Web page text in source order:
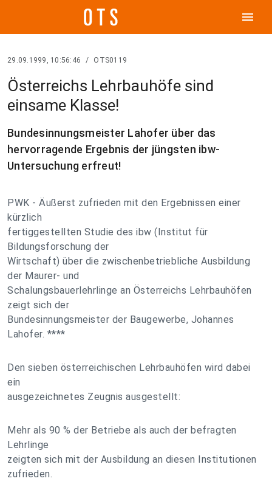
menu
29.09.1999, 10:56:46 / OTS0119
Österreichs Lehrbauhöfe sind
einsame Klasse!
Bundesinnungsmeister Lahofer über das
hervorragende Ergebnis der jüngsten ibw-
Untersuchung erfreut!
PWK - Äußerst zufrieden mit den Ergebnissen einer
kürzlich
fertiggestellten Studie des ibw (Institut für
Bildungsforschung der
Wirtschaft) über die zwischenbetriebliche Ausbildung
der Maurer- und
Schalungsbauerlehrlinge an Österreichs Lehrbauhöfen
zeigt sich der
Bundesinnungsmeister der Baugewerbe, Johannes
Lahofer. ****
Den sieben österreichischen Lehrbauhöfen wird dabei
ein
ausgezeichnetes Zeugnis ausgestellt:
Mehr als 90 % der Betriebe als auch der befragten
Lehrlinge
zeigten sich mit der Ausbildung an diesen Institutionen
zufrieden.